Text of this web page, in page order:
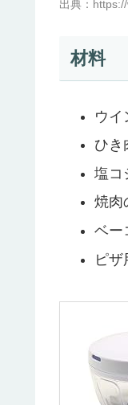
出典：
材料
ウイ
ひき
塩コ
焼肉
ベー
ピザ